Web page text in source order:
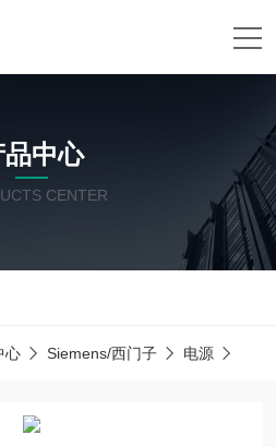
品中心
CENTER
心 Siemens/西门子 电源